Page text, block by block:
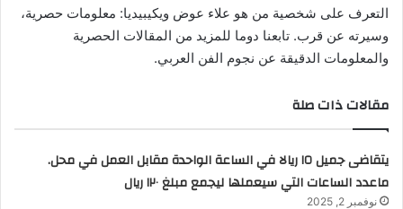
التعرف على شخصية من هو علاء عوض ويكيبيديا: معلومات حصرية،
وسيرته عن قرب. تابعنا دوما للمزيد من المقالات الحصرية
والمعلومات الدقيقة عن نجوم الفن العربي.
مقالات ذات صلة
يتقاضى جميل ١٥ ريالا في الساعة الواحدة مقابل العمل في محل.
ماعدد الساعات التي سيعملها ليجمع مبلغ ١٢٠ ريال
نوفمبر 2, 2025